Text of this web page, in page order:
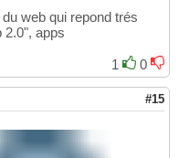
web qui repond trés
2.0", apps
1
0
#15